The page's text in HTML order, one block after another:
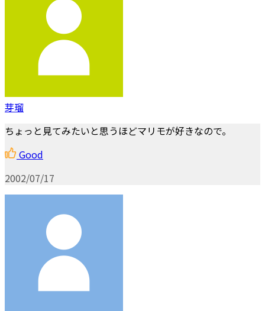
芽瑠
ちょっと見てみたいと思うほどマリモが好きなので。
Good
2002/07/17